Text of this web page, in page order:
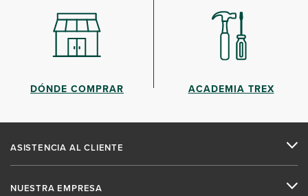
DÓNDE COMPRAR ACADEMIA TREX
ASISTENCIA AL CLIENTE
NUESTRA EMPRESA